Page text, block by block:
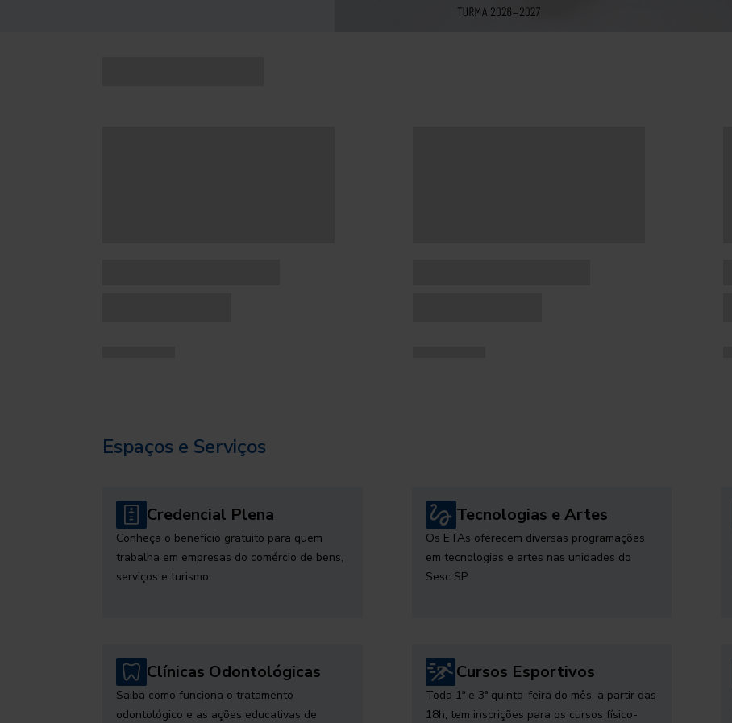
Espaços e Serviços
Credencial Plena
Conheça o benefício gratuito para quem
trabalha em empresas do comércio de bens,
serviços e turismo
Tecnologias e Artes
Os ETAs oferecem diversas programações
em tecnologias e artes nas unidades do
Sesc SP
Clínicas Odontológicas
Saiba como funciona o tratamento
odontológico e as ações educativas de
Cursos Esportivos
Toda 1ª e 3ª quinta-feira do mês, a partir das
18h, tem inscrições para os cursos físico-